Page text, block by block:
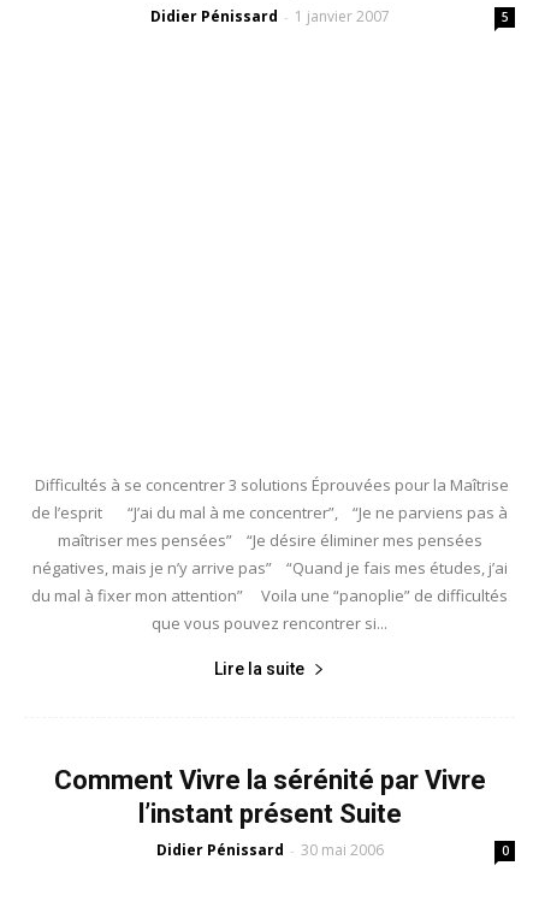
Didier Pénissard - 1 janvier 2007 5
Difficultés à se concentrer 3 solutions Éprouvées pour la Maîtrise
de l’esprit “J’ai du mal à me concentrer”, “Je ne parviens pas à
maîtriser mes pensées” “Je désire éliminer mes pensées
négatives, mais je n’y arrive pas” “Quand je fais mes études, j’ai
du mal à fixer mon attention” Voila une “panoplie” de difficultés
que vous pouvez rencontrer si...
Lire la suite
Comment Vivre la sérénité par Vivre
l’instant présent Suite
Didier Pénissard - 30 mai 2006 0